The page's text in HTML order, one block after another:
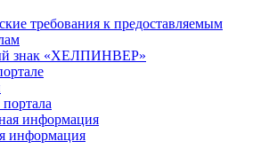
требования к предоставляемым
знак «ХЕЛПИНВЕР»
информация
информация